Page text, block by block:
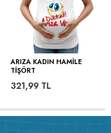
ARIZA KADIN HAMILE
TIŞÖRT
321,99TL